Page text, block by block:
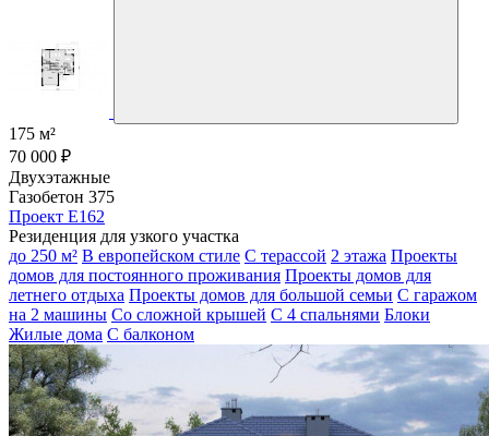
175 м²
70 000 ₽
Двухэтажные
Газобетон 375
Проект E162
Резиденция для узкого участка
до 250 м² В европейском стиле С терассой 2 этажа Проекты
домов для постоянного проживания Проекты домов для
летнего отдыха Проекты домов для большой семьи С гаражом
на 2 машины Со сложной крышей С 4 спальнями Блоки
Жилые дома С балконом